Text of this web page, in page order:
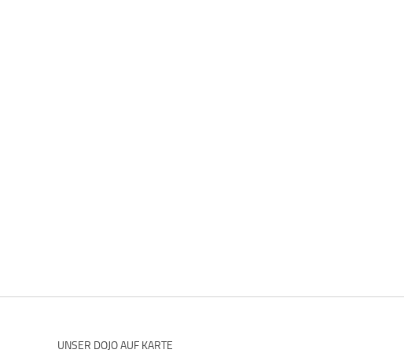
UNSER DOJO AUF KARTE